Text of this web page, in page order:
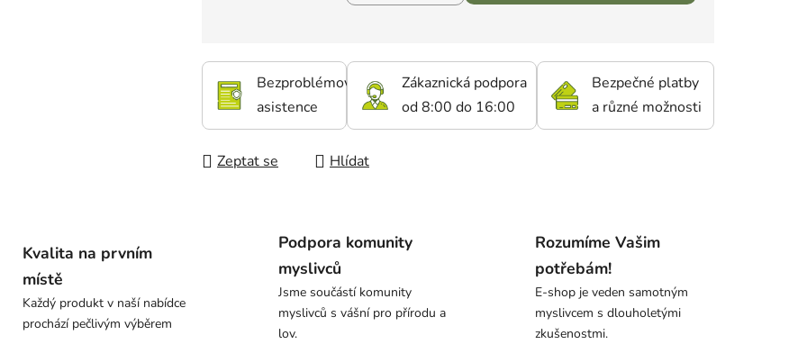
Bezproblémová
asistence
Zákaznická podpora
od 8:00 do 16:00
Bezpečné platby
a různé možnosti
Zeptat se Hlídat
Kvalita na prvním
místě
Každý produkt v naší nabídce
prochází pečlivým výběrem
Podpora komunity
myslivců
Jsme součástí komunity
myslivců s vášní pro přírodu a
lov.
Rozumíme Vašim
potřebám!
E-shop je veden samotným
myslivcem s dlouholetými
zkušenostmi.